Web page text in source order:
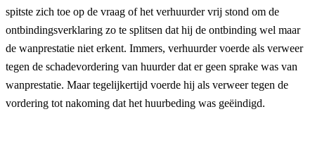
spitste zich toe op de vraag of het verhuurder vrij stond om de
ontbindingsverklaring zo te splitsen dat hij de ontbinding wel maar
de wanprestatie niet erkent. Immers, verhuurder voerde als verweer
tegen de schadevordering van huurder dat er geen sprake was van
wanprestatie. Maar tegelijkertijd voerde hij als verweer tegen de
vordering tot nakoming dat het huurbeding was geëindigd.